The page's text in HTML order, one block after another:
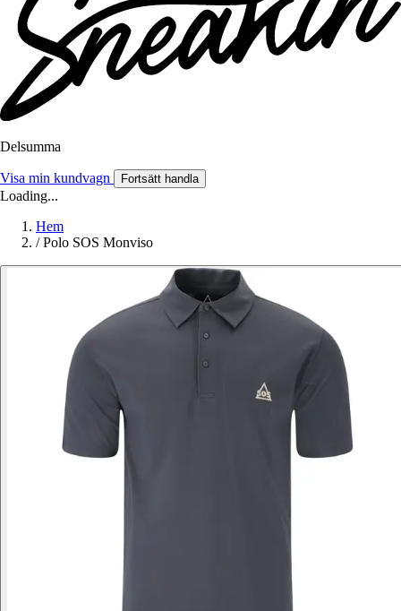
Delsumma
Visa min kundvagn Fortsätt handla
Loading...
Hem
/ Polo SOS Monviso